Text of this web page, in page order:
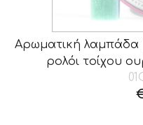
Αρωματική λαμπάδα
ρολόι τοίχου